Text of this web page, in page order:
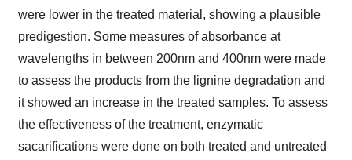
were lower in the treated material, showing a plausible
predigestion. Some measures of absorbance at
wavelengths in between 200nm and 400nm were made
to assess the products from the lignine degradation and
it showed an increase in the treated samples. To assess
the effectiveness of the treatment, enzymatic
sacarifications were done on both treated and untreated